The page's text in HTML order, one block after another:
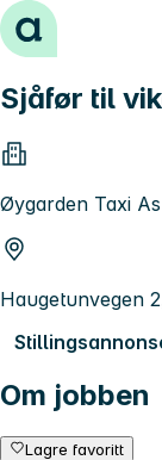
Hopp til innhold
Sjåfør til
Øygarden Taxi As
Haugetunvegen
Om jobben
Lagre favoritt